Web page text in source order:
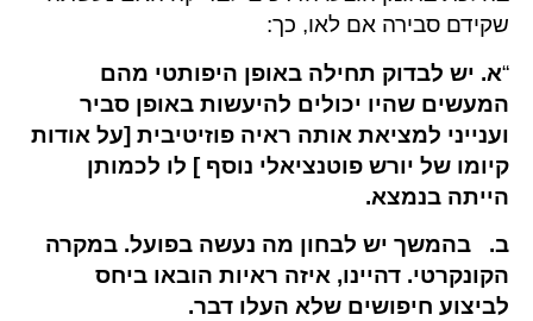
שקידם סבירה אם לאו, כך:
“א. יש לבדוק תחילה באופן היפותטי מהם
המעשים שהיו יכולים להיעשות באופן סביר
וענייני למציאת אותה ראיה פוזיטיבית [על אודות
קיומו של יורש פוטנציאלי נוסף ] לו לכמותן
הייתה בנמצא.
ב. בהמשך יש לבחון מה נעשה בפועל. במקרה
הקונקרטי. דהיינו, איזה ראיות הובאו ביחס
לביצוע חיפושים שלא העלו דבר.